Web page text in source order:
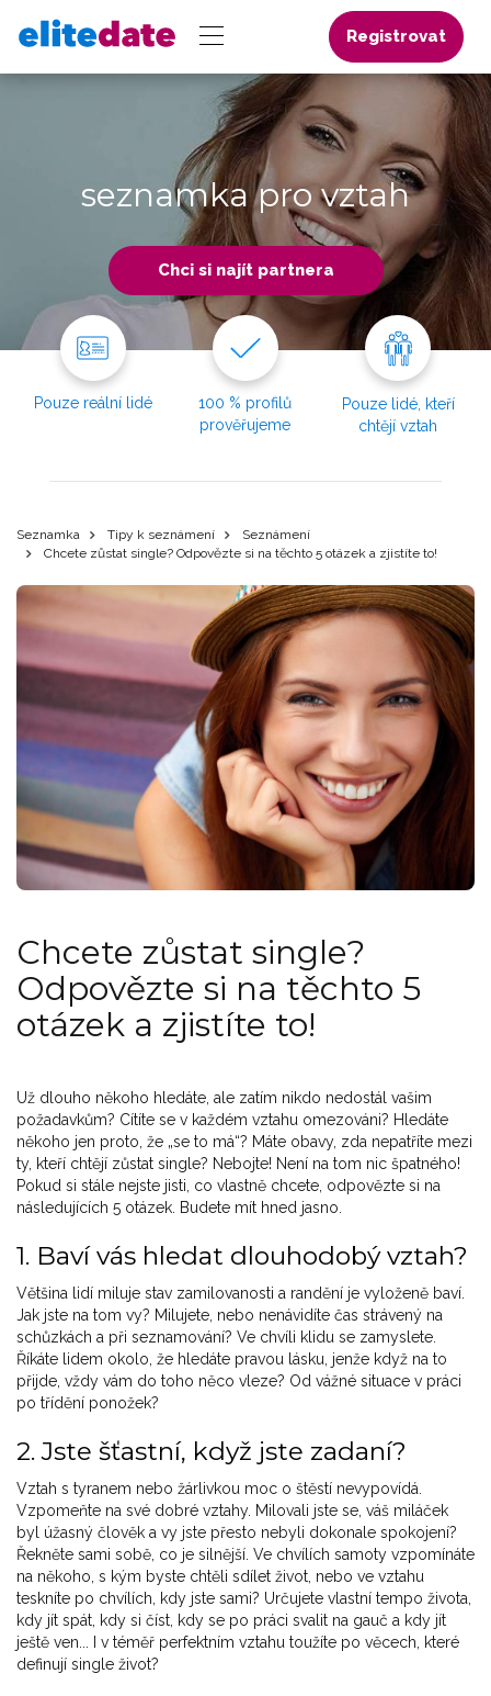
Registrovat
seznamka pro vztah
Chci si najít partnera
Pouze reální lidé
100 % profilů
prověřujeme
Pouze lidé, kteří
chtějí vztah
Seznamka Tipy k seznámení
Seznámení
Chcete zůstat single? Odpovězte si na těchto 5 otázek a zjistíte to!
Chcete zůstat single?
Odpovězte si na těchto 5
otázek a zjistíte to!
Už dlouho někoho hledáte, ale zatím nikdo nedostál vašim
požadavkům? Cítíte se v každém vztahu omezováni? Hledáte
někoho jen proto, že „se to má“? Máte obavy, zda nepatříte mezi
ty, kteří chtějí zůstat single? Nebojte! Není na tom nic špatného!
Pokud si stále nejste jisti, co vlastně chcete, odpovězte si na
následujících 5 otázek. Budete mít hned jasno.
1. Baví vás hledat dlouhodobý vztah?
Většina lidí miluje stav zamilovanosti a randění je vyloženě baví.
Jak jste na tom vy? Milujete, nebo nenávidíte čas strávený na
schůzkách a při seznamování? Ve chvíli klidu se zamyslete.
Říkáte lidem okolo, že hledáte pravou lásku, jenže když na to
přijde, vždy vám do toho něco vleze? Od vážné situace v práci
po třídění ponožek?
2. Jste šťastní, když jste zadaní?
Vztah s tyranem nebo žárlivkou moc o štěstí nevypovídá.
Vzpomeňte na své dobré vztahy. Milovali jste se, váš miláček
byl úžasný člověk a vy jste přesto nebyli dokonale spokojení?
Řekněte sami sobě, co je silnější. Ve chvílích samoty vzpomínáte
na někoho, s kým byste chtěli sdílet život, nebo ve vztahu
teskníte po chvílích, kdy jste sami? Určujete vlastní tempo života,
kdy jít spát, kdy si číst, kdy se po práci svalit na gauč a kdy jít
ještě ven... I v téměř perfektním vztahu toužíte po věcech, které
definují single život?